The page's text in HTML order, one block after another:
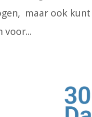
maar ook
voor...